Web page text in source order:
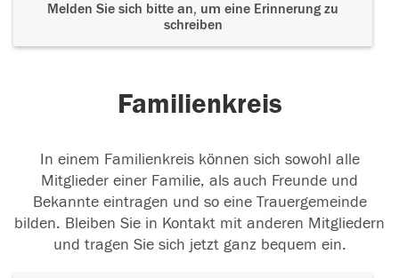
Melden Sie sich bitte an, um eine Erinnerung zu
schreiben
Familienkreis
In einem Familienkreis können sich sowohl alle
Mitglieder einer Familie, als auch Freunde und
Bekannte eintragen und so eine Trauergemeinde
bilden. Bleiben Sie in Kontakt mit anderen Mitgliedern
und tragen Sie sich jetzt ganz bequem ein.